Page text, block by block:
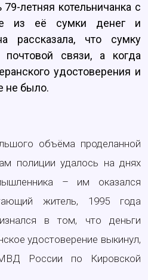
летняя котельничанка с
из её сумки денег и
рассказала, что сумку
связи, а когда
удостоверения и
не было.
объёма проделанной
полиции удалось на днях
– им оказался
житель, 1995 года
в том, что деньги
удостоверение выкинул,
России по Кировской